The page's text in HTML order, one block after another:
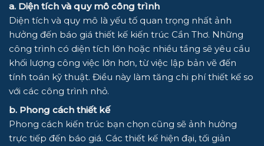
a. Diện tích và quy mô công trình
Diện tích và quy mô là yếu tố quan trọng nhất ảnh
hưởng đến báo giá thiết kế kiến trúc Cần Thơ. Những
công trình có diện tích lớn hoặc nhiều tầng sẽ yêu cầu
khối lượng công việc lớn hơn, từ việc lập bản vẽ đến
tính toán kỹ thuật. Điều này làm tăng chi phí thiết kế so
với các công trình nhỏ.
b. Phong cách thiết kế
Phong cách kiến trúc bạn chọn cũng sẽ ảnh hưởng
trực tiếp đến báo giá. Các thiết kế hiện đại, tối giản